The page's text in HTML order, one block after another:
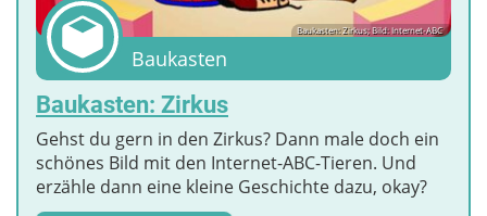
Baukasten: Zirkus; Bild: Internet-ABC
Baukasten
Baukasten: Zirkus
Gehst du gern in den Zirkus? Dann male doch ein
schönes Bild mit den Internet-ABC-Tieren. Und
erzähle dann eine kleine Geschichte dazu, okay?